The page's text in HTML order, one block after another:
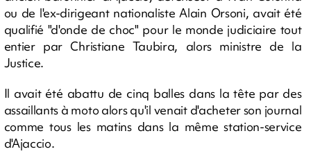
ou de l'ex-dirigeant nationaliste Alain Orsoni, avait été
qualifié "d'onde de choc" pour le monde judiciaire tout
entier par Christiane Taubira, alors ministre de la
Justice.
Il avait été abattu de cinq balles dans la tête par des
assaillants à moto alors qu'il venait d'acheter son journal
comme tous les matins dans la même station-service
d'Ajaccio.